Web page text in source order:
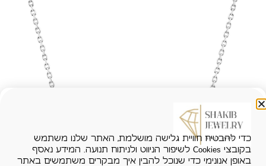
כדי להבטיח חוויית גלישה מושלמת, האתר שלנו משתמש
בקובצי Cookies לשיפור הניווט ולניתוח תנועה. המידע נאסף
באופן אנונימי כדי שנוכל להבין איך מבקרים משתמשים באתר